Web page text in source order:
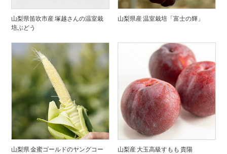
山梨県笛吹市産 塚越さんの温室栽
培ぶどう
山梨県産 温室栽培「富士の輝」
山梨県 金蜜ゴールドのヤングコー
山梨産 大玉高級すもも 貴陽